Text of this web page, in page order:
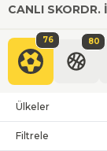
CANLI SKORDR.
76 80
Ülkeler
Filtrele